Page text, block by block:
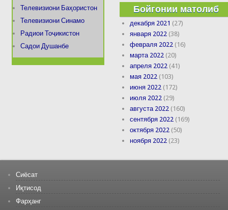
Телевизиони Баҳористон
Телевизиони Синамо
Радиои Тоҷикистон
Садои Душанбе
Бойгонии матолиб
декабря 2021 (27)
января 2022 (38)
февраля 2022 (16)
марта 2022 (20)
апреля 2022 (41)
мая 2022 (103)
июня 2022 (172)
июля 2022 (29)
августа 2022 (160)
сентября 2022 (169)
октября 2022 (50)
ноября 2022 (23)
Сиёсат
Иқтисод
Фарҳанг